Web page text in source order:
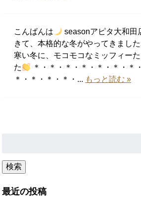
こんばんは
seasonアピタ大和田
きて、本格的な冬がやってきまし
寒い冬に、モコモコなミッフィー
た
＊・＊・＊・＊・＊・＊・＊
＊・＊・＊・＊・... もっと読む »
検索
最近の投稿